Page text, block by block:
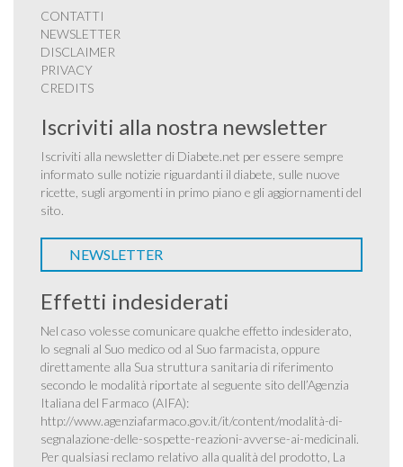
CONTATTI
NEWSLETTER
DISCLAIMER
PRIVACY
CREDITS
Iscriviti alla nostra newsletter
Iscriviti alla newsletter di Diabete.net per essere sempre
informato sulle notizie riguardanti il diabete, sulle nuove
ricette, sugli argomenti in primo piano e gli aggiornamenti del
sito.
NEWSLETTER
Effetti indesiderati
Nel caso volesse comunicare qualche effetto indesiderato,
lo segnali al Suo medico od al Suo farmacista, oppure
direttamente alla Sua struttura sanitaria di riferimento
secondo le modalità riportate al seguente sito dell’Agenzia
Italiana del Farmaco (AIFA):
http://www.agenziafarmaco.gov.it/it/content/modalità-di-
segnalazione-delle-sospette-reazioni-avverse-ai-medicinali.
Per qualsiasi reclamo relativo alla qualità del prodotto, La